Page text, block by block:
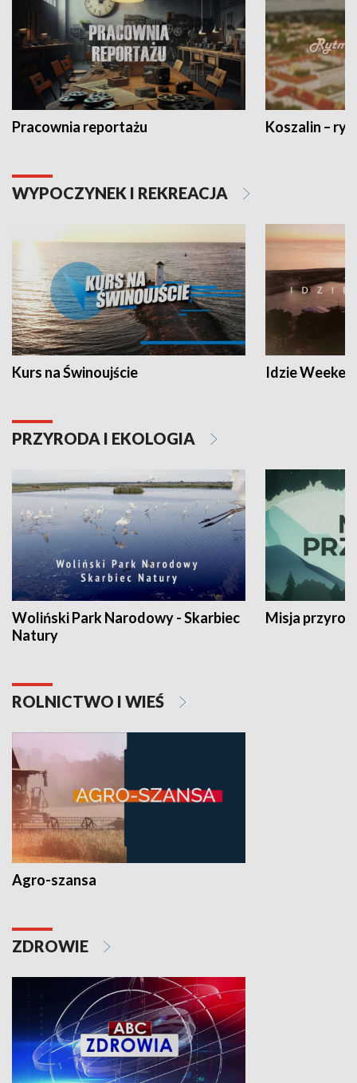
Pracownia reportażu Koszalin –
WYPOCZYNEK I REKREACJA
Kurs na Świnoujście Idzie
PRZYRODA I EKOLOGIA
Woliński Park Narodowy - Skarbiec
Natury
Misja
ROLNICTWO I WIEŚ
Agro-szansa
ZDROWIE